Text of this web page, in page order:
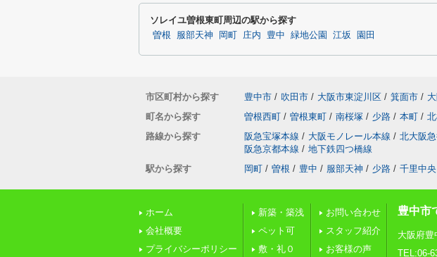
ソレイユ曽根東町周辺の駅から探す
曽根 服部天神 岡町 庄内 豊中 緑地公園 江坂 園田
市区町村から探す 豊中市 / 吹田市 / 大阪市東淀川区 / 箕面市 /
町名から探す
曽根西町 / 曽根東町 / 南桜塚 / 少路 / 本町 /
路線から探す
阪急宝塚本線 / 大阪モノレール本線 / 北大阪
阪急京都本線 / 地下鉄四つ橋線
駅から探す
岡町 / 曽根 / 豊中 / 服部天神 / 少路 / 千里中央
ホーム
会社概要
プライバシーポリシー
新築・築浅
ペット可
敷・礼０
お問い合わせ
スタッフ紹介
お客様の声
豊中市
大阪府豊
TEL:06-